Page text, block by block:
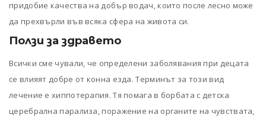
придобие качества на добър водач, които после лесно може
да прехвърли във всяка сфера на живота си.
Ползи за здравето
Всички сме чували, че определени заболявания при децата
се влияят добре от конна езда. Терминът за този вид
лечение е хиппотерапия. Тя помага в борбата с детска
церебрална парализа, поражение на органите на чувствата,